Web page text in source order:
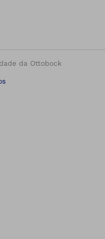
da Ottobock